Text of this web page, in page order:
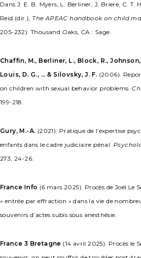
Dans J. E. B. Myers, L. Berliner, J. Briere, C. T.
Reid (dir.), The APEAC handbook on child
205-232). Thousand Oaks, CA : Sage.
Chaffin, M., Berliner, L., Block, R.,
Louis, D. G., … & Silovsky, J. F. (2006).
on children with sexual behavior problems.
199-218.
Gury, M.-A. (2021). Pratique de l’expertise
enfants dans le cadre judiciaire pénal.
273, 24-26.
France Info (6 mars 2025). Procès de Joël Le
« entrée par effraction » dans la vie de
souvenirs d’actes subis sous anesthésie.
France 3 Bretagne (14 avril 2025). Procès le